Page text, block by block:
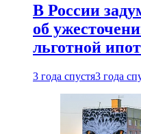
В России
об
льготной
3 года спустя3 года